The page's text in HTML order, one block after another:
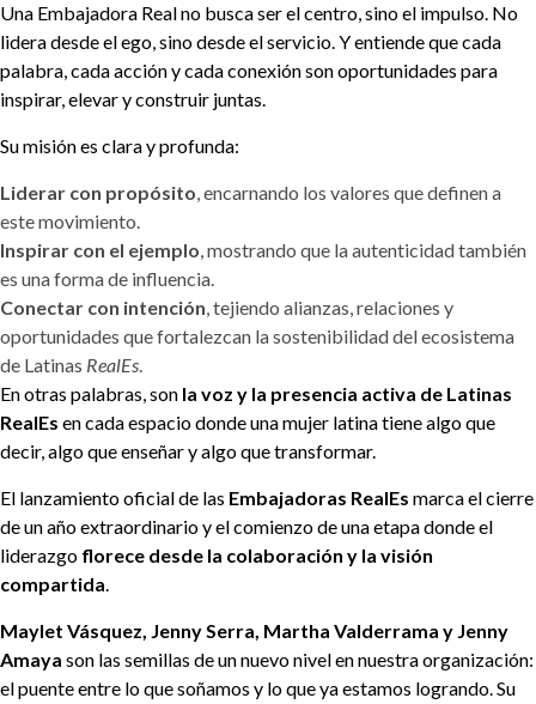
Una Embajadora Real no busca ser el centro, sino el impulso. No
lidera desde el ego, sino desde el servicio. Y entiende que cada
palabra, cada acción y cada conexión son oportunidades para
inspirar, elevar y construir juntas.
Su misión es clara y profunda:
Liderar con propósito, encarnando los valores que definen a
este movimiento.
Inspirar con el ejemplo, mostrando que la autenticidad también
es una forma de influencia.
Conectar con intención, tejiendo alianzas, relaciones y
oportunidades que fortalezcan la sostenibilidad del ecosistema
de Latinas RealEs.
En otras palabras, son la voz y la presencia activa de Latinas
RealEs en cada espacio donde una mujer latina tiene algo que
decir, algo que enseñar y algo que transformar.
El lanzamiento oficial de las Embajadoras RealEs marca el cierre
de un año extraordinario y el comienzo de una etapa donde el
liderazgo florece desde la colaboración y la visión
compartida.
Maylet Vásquez, Jenny Serra, Martha Valderrama y Jenny
Amaya son las semillas de un nuevo nivel en nuestra organización:
el puente entre lo que soñamos y lo que ya estamos logrando. Su